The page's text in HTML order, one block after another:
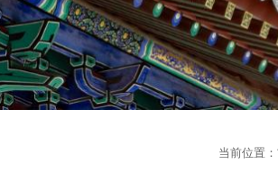
当前位置：